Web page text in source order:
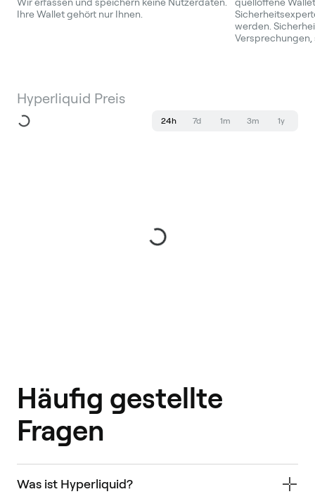
Ihre Wallet gehört nur Ihnen.
werden.
Versprechungen,
Hyperliquid Preis
24h 7d 1m 3m 1y
Häufig gestellte
Fragen
Was ist Hyperliquid?